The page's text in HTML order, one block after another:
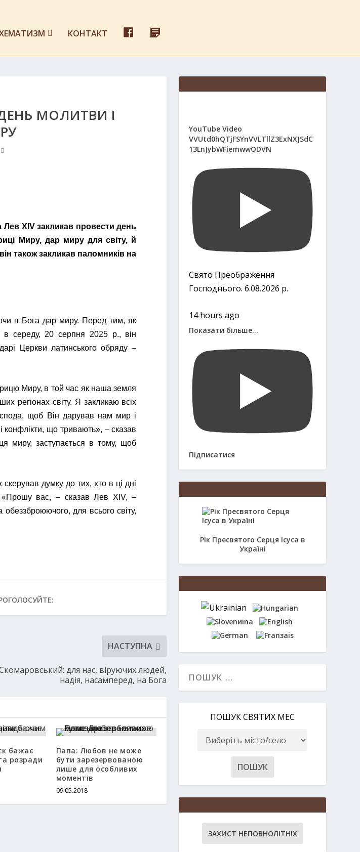
КОНТАКТ
E
Д
С
МОЛИТВИ І
Лев XIV закликав провести день
Миру, дар миру для світу, й
також закликав паломників на
в Бога дар миру. Перед тим, як
в середу, 20 серпня 2025 р., він
Церкви латинського обряду –
Миру, в той час як наша земля
регіонах світу. Я закликаю всіх
щоб Він дарував нам мир і
конфлікти, що тривають», – сказав
миру, заступається в тому, щоб
думку до тих, хто в ці дні
«Прошу вас, – сказав Лев XIV, –
для всього світу,
НАСТУПНА
для нас, віруючих людей,
надія, насамперед, на Бога
бажає
розради
Папа: Любов не може
бути зарезервованою
лише для особливих
моментів
09.05.2018
YouTube Video
VVUtd0hQTjFSYnVVLTllZ3ExNXJSdC
13LnJybWFiemwwODVN
Свято Преображення
Господнього. 6.08.2026 р.
14 hours ago
Показати більше...
Підписатися
Рік Пресвятого Серця Ісуса в
Україні
ПОШУК СВЯТИХ МЕС
ЗАХИСТ НЕПОВНОЛІТНІХ